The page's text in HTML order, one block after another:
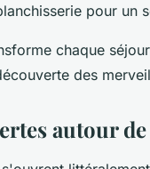
pour un
chaque
des
autour